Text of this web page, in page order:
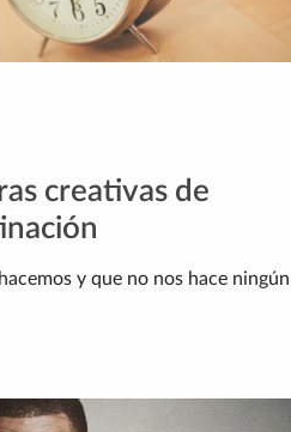
creativas de
y que no nos hace ningún